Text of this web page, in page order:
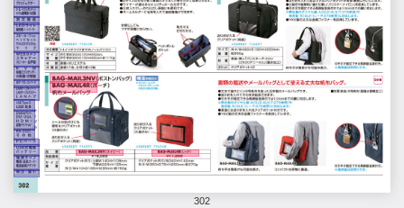
302